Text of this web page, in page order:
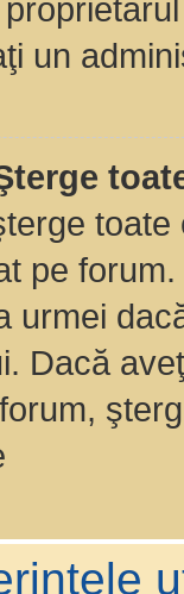
un
pe
urmei
Dacă